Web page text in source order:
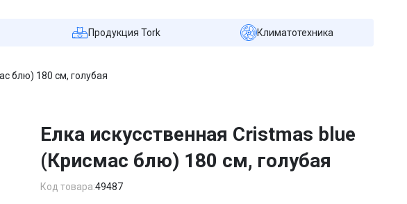
Продукция Tork Климатотехника
блю) 180 см, голубая
Елка искусственная Cristmas blue
(Крисмас блю) 180 см, голубая
Код товара:49487